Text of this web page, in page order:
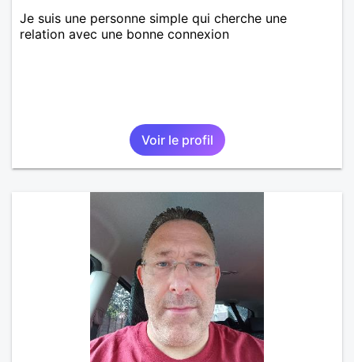
Je suis une personne simple qui cherche une
relation avec une bonne connexion
Voir le profil